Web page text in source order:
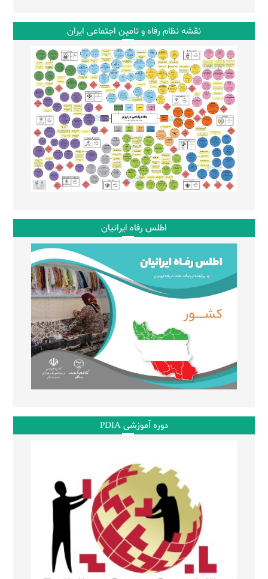
نقشه نظام رفاه و تامین اجتماعی ایران
اطلس رفاه ایرانیان
دوره آموزشی PDIA